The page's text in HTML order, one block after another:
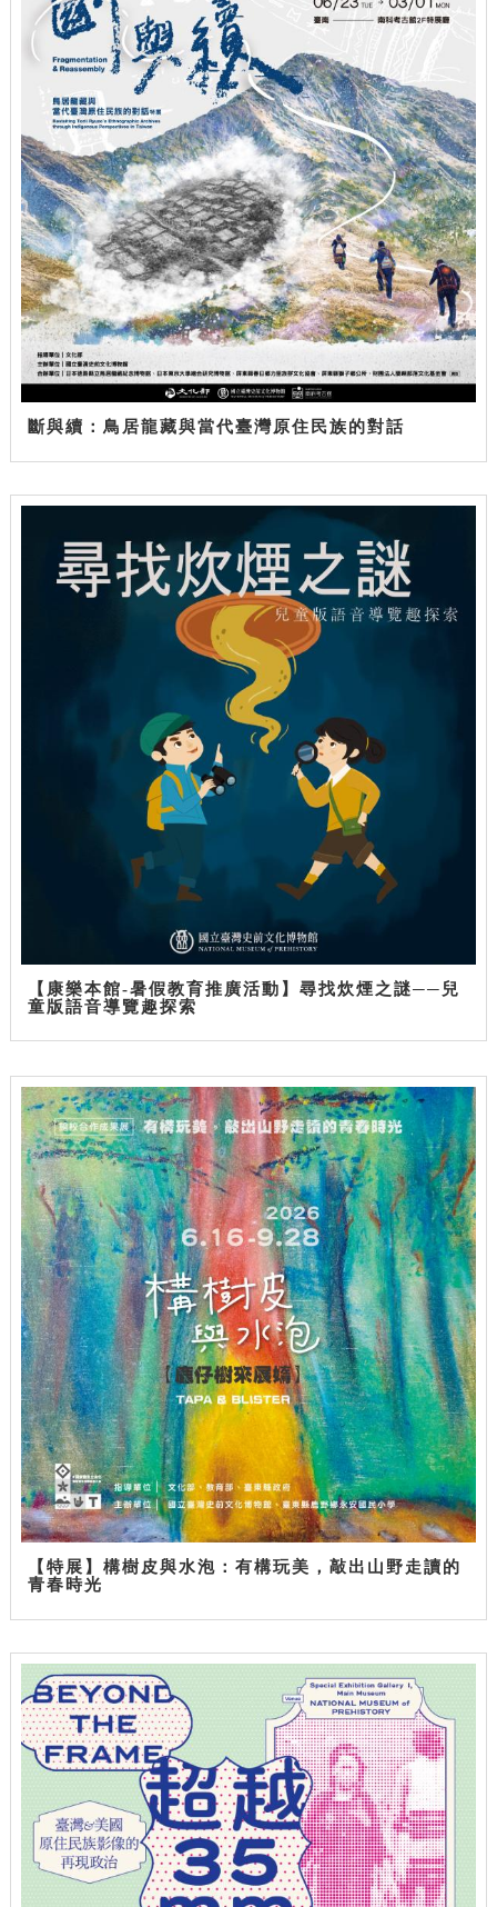
斷與續：鳥居龍藏與當代臺灣原住民族的對話
【康樂本館-暑假教育推廣活動】尋找炊煙之謎──兒
童版語音導覽趣探索
【特展】構樹皮與水泡：有構玩美，敲出山野走讀的
青春時光